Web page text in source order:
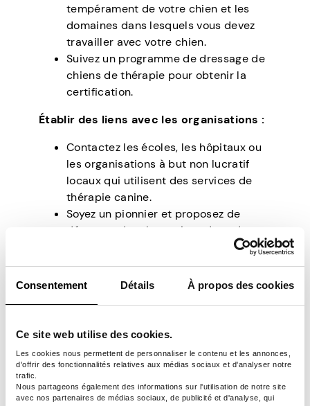
Consentement Détails À propos des cookies
Ce site web utilise des cookies.
Les cookies nous permettent de personnaliser le contenu et les annonces,
d'offrir des fonctionnalités relatives aux médias sociaux et d'analyser notre
trafic.
Nous partageons également des informations sur l'utilisation de notre site
avec nos partenaires de médias sociaux, de publicité et d'analyse, qui
tempérament de votre chien et les
domaines dans lesquels vous devez
travailler avec votre chien.
Suivez un programme de dressage de
chiens de thérapie pour obtenir la
certification.
Établir des liens avec les organisations :
Contactez les écoles, les hôpitaux ou
les organisations à but non lucratif
locaux qui utilisent des services de
thérapie canine.
Soyez un pionnier et proposez de
démarrer de tels services dans des
d’établir une thérapie canine dans un
avenir prévisible.
traditionnels